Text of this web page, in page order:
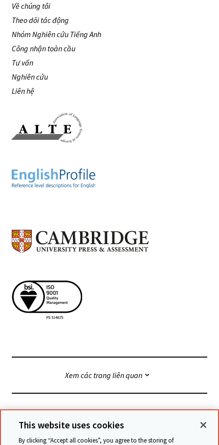
Về chúng tôi
Theo dõi tác động
Nhóm Nghiên cứu Tiếng Anh
Công nhận toàn cầu
Tư vấn
Nghiên cứu
Liên hệ
Xem các trang liên quan
© Cambridge University Press & Assessment
This website uses cookies
By clicking “Accept all cookies”, you agree to the storing of